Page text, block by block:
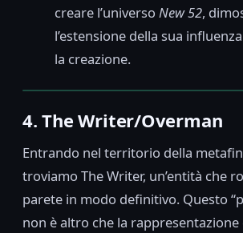
creare l’universo New 52,
l’estensione della sua
la creazione.
4. The Writer/Overman
Entrando nel territorio della
troviamo The Writer, un’entità che
parete in modo definitivo. Questo
non è altro che la rappresentazione